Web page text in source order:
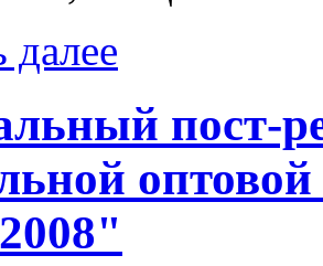
далее
пост-